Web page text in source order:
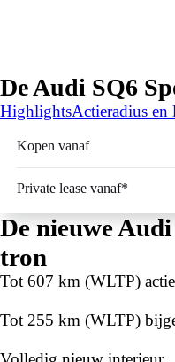
De Audi SQ6
HighlightsActieradius en
Kopen vanaf
Private lease vanaf*
De nieuwe
tron
Tot 607 km (WLTP)
Tot 255 km (WLTP)